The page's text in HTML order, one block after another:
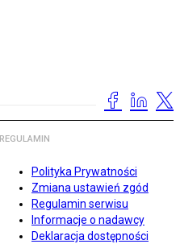
REGULAMIN
Polityka Prywatności
Zmiana ustawień zgód
Regulamin serwisu
Informacje o nadawcy
Deklaracja dostępności